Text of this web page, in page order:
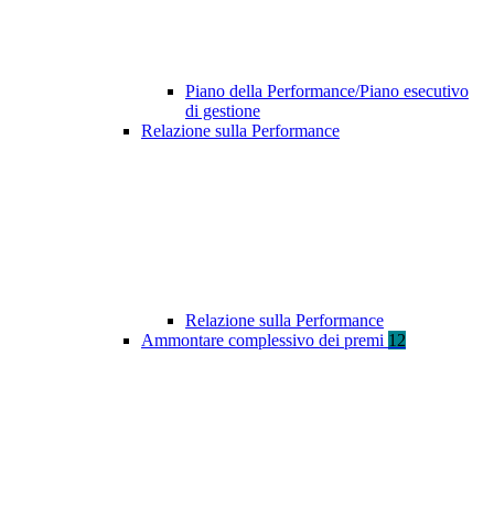
Piano della Performance/Piano esecutivo
di gestione
Relazione sulla Performance
Relazione sulla Performance
Ammontare complessivo dei premi 12